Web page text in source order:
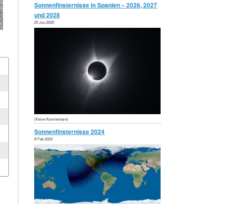
Sonnenfinsternisse in Spanien – 2026, 2027
und 2028
25 Jun 2025
(Keine Kommentare)
Sonnenfinsternisse 2024
8 Feb 2024